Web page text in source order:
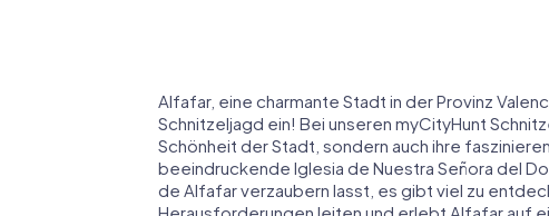
Alfafar, eine charmante Stadt in der Provinz
Schnitzeljagd ein! Bei unseren myCityHunt
Schönheit der Stadt, sondern auch ihre
beeindruckende Iglesia de Nuestra Señora del
de Alfafar verzaubern lasst, es gibt viel zu